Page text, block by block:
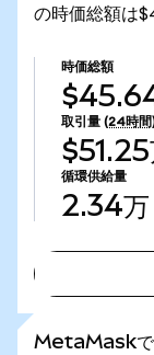
の時価総額は
時価総額
取引量 (24時間
$51.25
循環供給量
2.34万
MetaMaskで